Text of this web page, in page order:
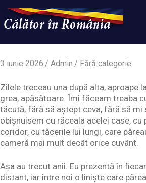
content
Calatorinromania
simplu
WordPress
3 iunie 2026 Admin Fără categorie
Zilele treceau una după alta, aproape
grea, apăsătoare. Îmi făceam treaba
tăcută, fără să aștept ceva, fără să mi
obișnuisem cu răceala acelei case, cu
coridor, cu tăcerile lui lungi, care
cameră mai mult decât orice cuvânt.
Așa au trecut anii. Eu prezentă în
distant, iar între noi o liniște care